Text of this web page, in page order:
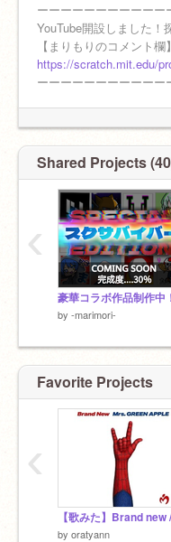
ーーーーーーーーーーー
YouTube開設しました！
【まりもりのコメント欄】
https://scratch.mit.edu/
ーーーーーーーーーーー
Shared Projects
豪華コラボ作品制作中！
by -marimori-
‹
Favorite Projects
by oratyann
‹